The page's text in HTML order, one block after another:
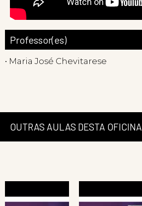
Professor(es)
• Maria José Chevitarese
OUTRAS AULAS DESTA OFICINA